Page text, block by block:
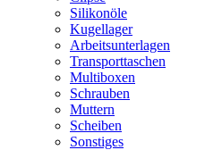
Silikonöle
Kugellager
Arbeitsunterlagen
Transporttaschen
Multiboxen
Schrauben
Muttern
Scheiben
Sonstiges